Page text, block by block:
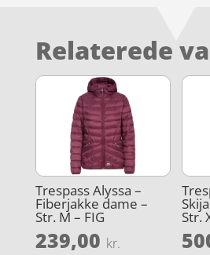
Relaterede
Trespass Alyssa –
Fiberjakke dame –
Str. M – FIG
239,00 kr.
Str.